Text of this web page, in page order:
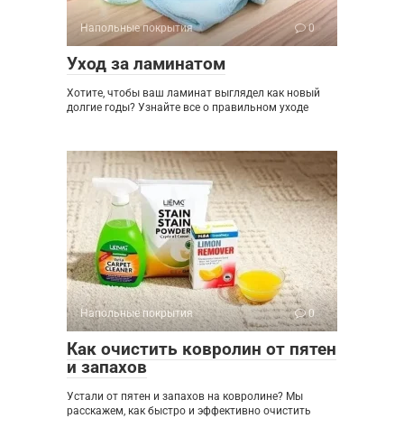
Напольные покрытия 0
Уход за ламинатом
Хотите, чтобы ваш ламинат выглядел как новый
долгие годы? Узнайте все о правильном уходе
Напольные покрытия 0
Как очистить ковролин от пятен
и запахов
Устали от пятен и запахов на ковролине? Мы
расскажем, как быстро и эффективно очистить